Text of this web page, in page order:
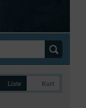
Liste Kort